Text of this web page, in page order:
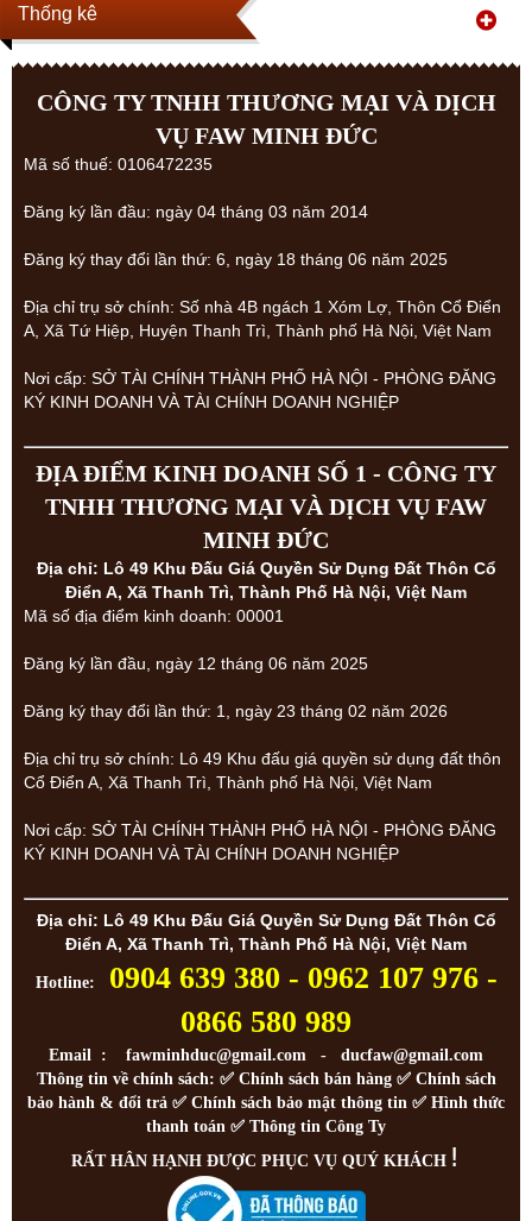
Thống kê
CÔNG TY TNHH THƯƠNG MẠI VÀ DỊCH
VỤ FAW MINH ĐỨC
Mã số thuế: 0106472235
Đăng ký lần đầu: ngày 04 tháng 03 năm 2014
Đăng ký thay đổi lần thứ: 6, ngày 18 tháng 06 năm 2025
Địa chỉ trụ sở chính: Số nhà 4B ngách 1 Xóm Lợ, Thôn Cổ Điển
A, Xã Tứ Hiệp, Huyện Thanh Trì, Thành phố Hà Nội, Việt Nam
Nơi cấp: SỞ TÀI CHÍNH THÀNH PHỐ HÀ NỘI - PHÒNG ĐĂNG
KÝ KINH DOANH VÀ TÀI CHÍNH DOANH NGHIỆP
ĐỊA ĐIỂM KINH DOANH SỐ 1 - CÔNG TY
TNHH THƯƠNG MẠI VÀ DỊCH VỤ FAW
MINH ĐỨC
Địa chỉ: Lô 49 Khu Đấu Giá Quyền Sử Dụng Đất Thôn Cổ
Điển A, Xã Thanh Trì, Thành Phố Hà Nội, Việt Nam
Mã số địa điểm kinh doanh: 00001
Đăng ký lần đầu, ngày 12 tháng 06 năm 2025
Đăng ký thay đổi lần thứ: 1, ngày 23 tháng 02 năm 2026
Địa chỉ trụ sở chính: Lô 49 Khu đấu giá quyền sử dụng đất thôn
Cổ Điển A, Xã Thanh Trì, Thành phố Hà Nội, Việt Nam
Nơi cấp: SỞ TÀI CHÍNH THÀNH PHỐ HÀ NỘI - PHÒNG ĐĂNG
KÝ KINH DOANH VÀ TÀI CHÍNH DOANH NGHIỆP
Địa chỉ: Lô 49 Khu Đấu Giá Quyền Sử Dụng Đất Thôn Cổ
Điển A, Xã Thanh Trì, Thành Phố Hà Nội, Việt Nam
Hotline: 0904 639 380 - 0962 107 976 -
0866 580 989
Email : fawminhduc@gmail.com - ducfaw@gmail.com
Thông tin về chính sách: ✅ Chính sách bán hàng✅ Chính sách
bảo hành & đổi trả ✅ Chính sách bảo mật thông tin ✅ Hình thức
thanh toán ✅ Thông tin Công Ty
RẤT HÂN HẠNH ĐƯỢC PHỤC VỤ QUÝ KHÁCH!